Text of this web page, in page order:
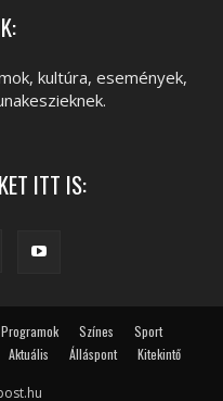
kultúra, események,
ITT IS:
Programok Színes
Sport
Aktuális Álláspont Kitekintő